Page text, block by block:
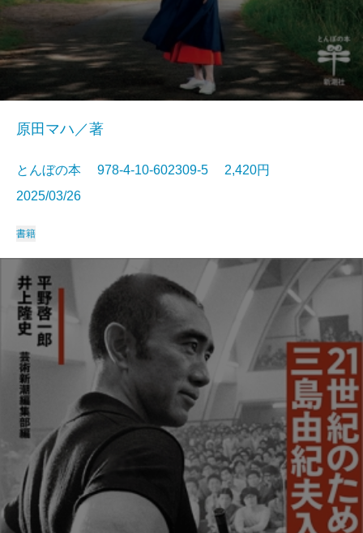
原田マハ／著
とんぼの本 978-4-10-602309-5 2,420円
2025/03/26
書籍